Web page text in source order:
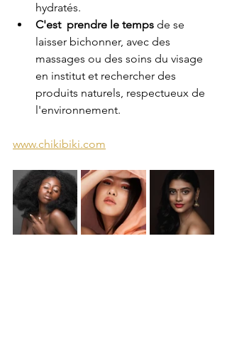
hydratés.
C'est  prendre le temps de se
laisser bichonner, avec des
massages ou des soins du visage
en institut et rechercher des
produits naturels, respectueux de
l'environnement.
www.chikibiki.com